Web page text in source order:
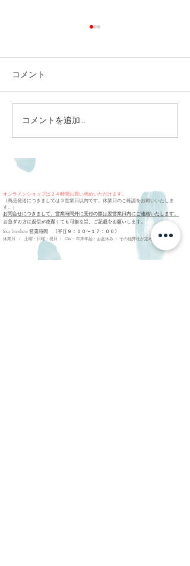
熊本地震
コメント
コメントを追加…
オンラインショップは２４時間お買い求めいただけます。
（商品発送につきましては３営業日以内です。休業日のご確認をお願いいたしま
す。）
お問合せにつきまして、営業時間外に受付の際は翌営業日内にご連絡いたします。
​お急ぎの方は返信が夜遅くても可能な旨、ご記載をお願いします。
four brothers 営業時間 （平日９：００〜１７：００）
休業日 / 土曜・日曜・祝日 / GW・年末年始・お盆休み / その他弊社が定める休日